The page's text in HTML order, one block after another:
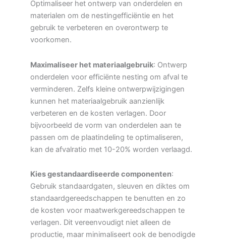
Optimaliseer het ontwerp van onderdelen en
materialen om de nestingefficiëntie en het
gebruik te verbeteren en overontwerp te
voorkomen.
Maximaliseer het materiaalgebruik: Ontwerp
onderdelen voor efficiënte nesting om afval te
verminderen. Zelfs kleine ontwerpwijzigingen
kunnen het materiaalgebruik aanzienlijk
verbeteren en de kosten verlagen. Door
bijvoorbeeld de vorm van onderdelen aan te
passen om de plaatindeling te optimaliseren,
kan de afvalratio met 10-20% worden verlaagd.
Kies gestandaardiseerde componenten:
Gebruik standaardgaten, sleuven en diktes om
standaardgereedschappen te benutten en zo
de kosten voor maatwerkgereedschappen te
verlagen. Dit vereenvoudigt niet alleen de
productie, maar minimaliseert ook de benodigde